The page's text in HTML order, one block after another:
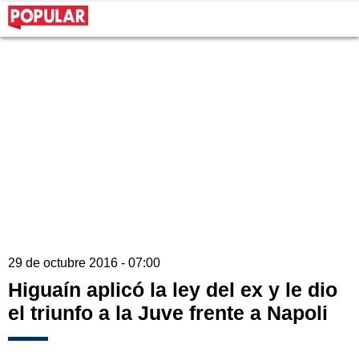
29 de octubre 2016 - 07:00
Higuaín aplicó la ley del ex y le dio
el triunfo a la Juve frente a Napoli